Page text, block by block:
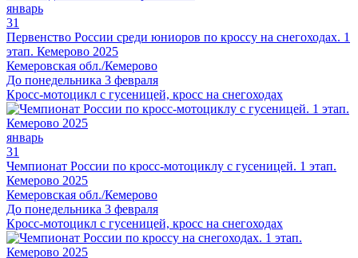
январь
31
Первенство России среди юниоров по кроссу на снегоходах. 1
этап. Кемерово 2025
Кемеровская обл./Кемерово
До понедельника 3 февраля
Кросс-мотоцикл с гусеницей, кросс на снегоходах
январь
31
Чемпионат России по кросс-мотоциклу с гусеницей. 1 этап.
Кемерово 2025
Кемеровская обл./Кемерово
До понедельника 3 февраля
Кросс-мотоцикл с гусеницей, кросс на снегоходах